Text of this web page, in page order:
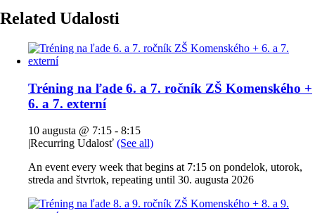
Related Udalosti
Tréning na ľade 6. a 7. ročník ZŠ Komenského +
6. a 7. externí
10 augusta @ 7:15 - 8:15
|Recurring Udalosť (See all)
An event every week that begins at 7:15 on pondelok, utorok,
streda and štvrtok, repeating until 30. augusta 2026